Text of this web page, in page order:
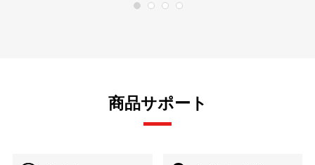
商品サポート